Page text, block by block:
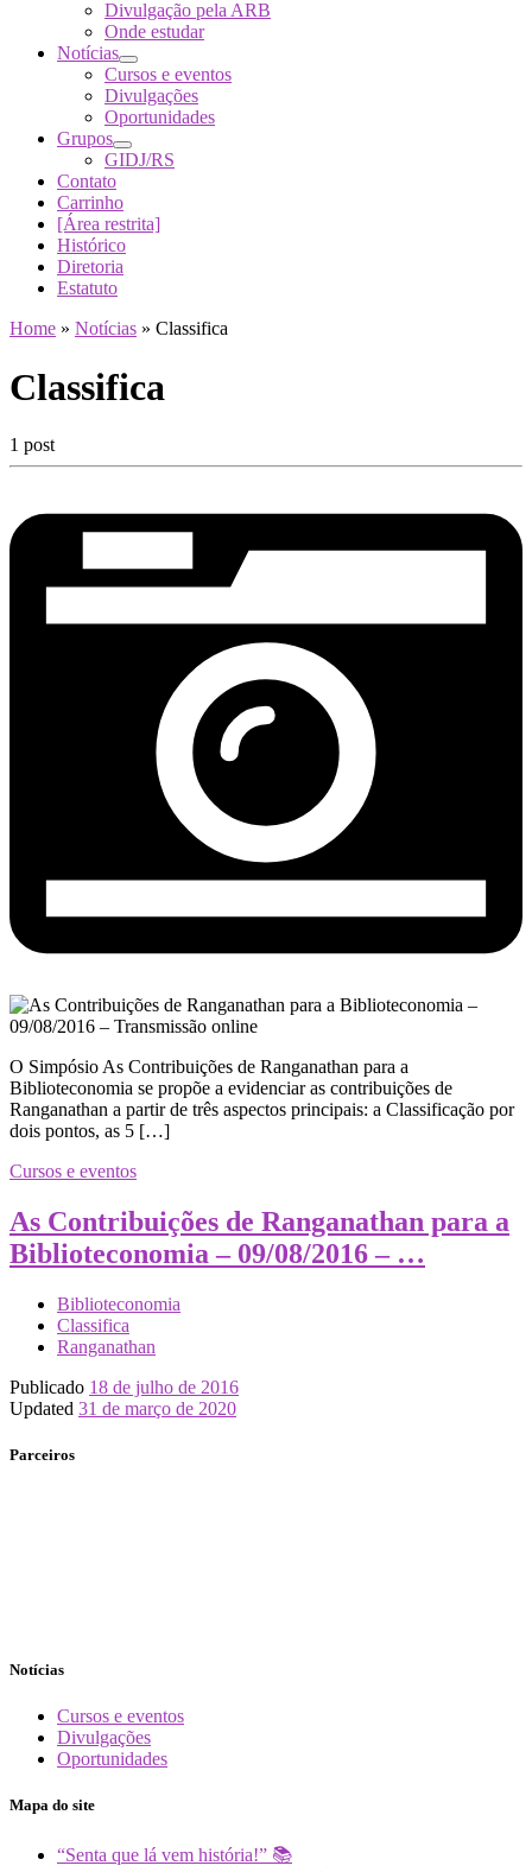
Divulgação pela ARB
Onde estudar
Notícias
Cursos e eventos
Divulgações
Oportunidades
Grupos
GIDJ/RS
Contato
Carrinho
[Área restrita]
Histórico
Diretoria
Estatuto
Home » Notícias » Classifica
Classifica
1 post
O Simpósio As Contribuições de Ranganathan para a
Biblioteconomia se propõe a evidenciar as contribuições de
Ranganathan a partir de três aspectos principais: a Classificação por
dois pontos, as 5 […]
Cursos e eventos
As Contribuições de Ranganathan para a
Biblioteconomia – 09/08/2016 – …
Biblioteconomia
Classifica
Ranganathan
Publicado 18 de julho de 2016
Updated 31 de março de 2020
Parceiros
Notícias
Cursos e eventos
Divulgações
Oportunidades
Mapa do site
“Senta que lá vem história!” 📚